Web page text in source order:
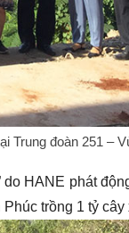
Trung đoàn 251 –
HANE phát
trồng 1 tỷ